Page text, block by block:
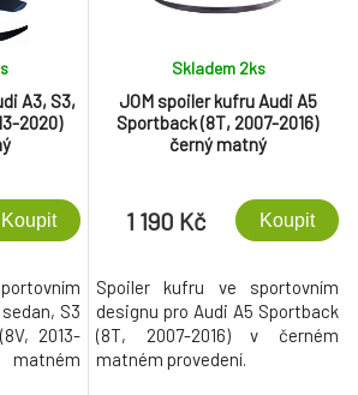
A3, S3,
2020)
Koupit
S3
2013-
JOM spoiler kufru Audi A5
Sportback (8T, 2007-2016)
černý matný
Skladem 2ks
1 190 Kč Koupit
Spoiler kufru ve sportovním
designu pro Audi A5 Sportback
(8T, 2007-2016) v černém
matném provedení.